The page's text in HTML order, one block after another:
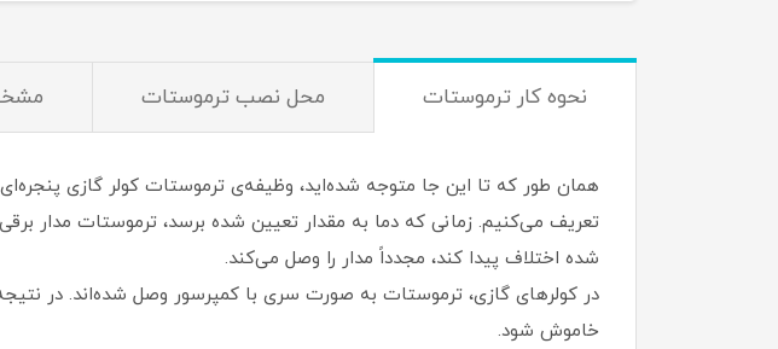
نحوه کار ترموستات محل نصب ترموستات
همان طور که تا این جا متوجه شده‌اید، وظیفه‌ی ترموستات کولر گازی
شده اختلاف پیدا کند، مجدداً مدار را وصل می‌کند.
در کولرهای گازی، ترموستات به صورت سری با کمپرسور وصل شده‌اند. در
خاموش شود.